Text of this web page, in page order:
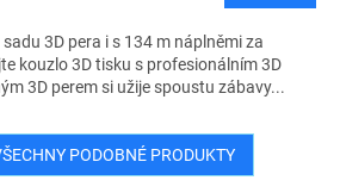
3D pera i s 134 m náplněmi za
kouzlo 3D tisku s profesionálním 3D
3D perem si užije spoustu zábavy...
PODOBNÉ PRODUKTY